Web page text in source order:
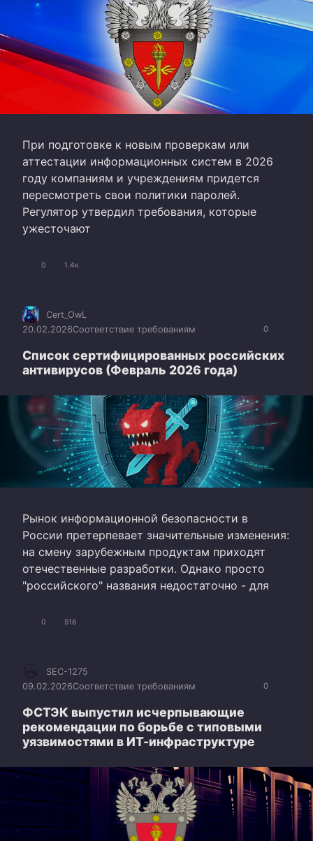
При подготовке к новым проверкам или
аттестации информационных систем в 2026
году компаниям и учреждениям придется
пересмотреть свои политики паролей.
Регулятор утвердил требования, которые
ужесточают
0 1.4к.
0
Cert_OwL
20.02.2026Соответствие требованиям
Список сертифицированных российских
антивирусов (Февраль 2026 года)
Рынок информационной безопасности в
России претерпевает значительные изменения:
на смену зарубежным продуктам приходят
отечественные разработки. Однако просто
"российского" названия недостаточно - для
0 516
0
SEC-1275
09.02.2026Соответствие требованиям
ФСТЭК выпустил исчерпывающие
рекомендации по борьбе с типовыми
уязвимостями в ИТ-инфраструктуре